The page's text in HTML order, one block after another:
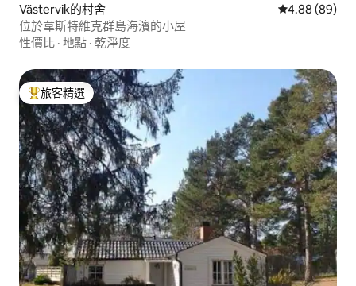
Västervik的村舍 從 89 則評價
4.88 (89)
位於韋斯特維克群島海濱的小屋
性價比 · 地點 · 乾淨度
旅客精選榜首
旅客精選